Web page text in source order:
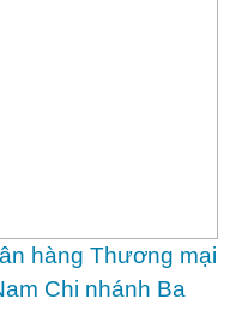
hàng Thương mại
Chi nhánh Ba